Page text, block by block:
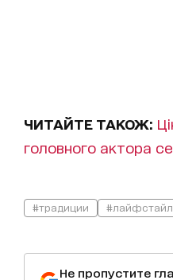
ЧИТАЙТЕ ТАКОЖ:
головного актора
#традиции #лайфстайл
Не пропустите